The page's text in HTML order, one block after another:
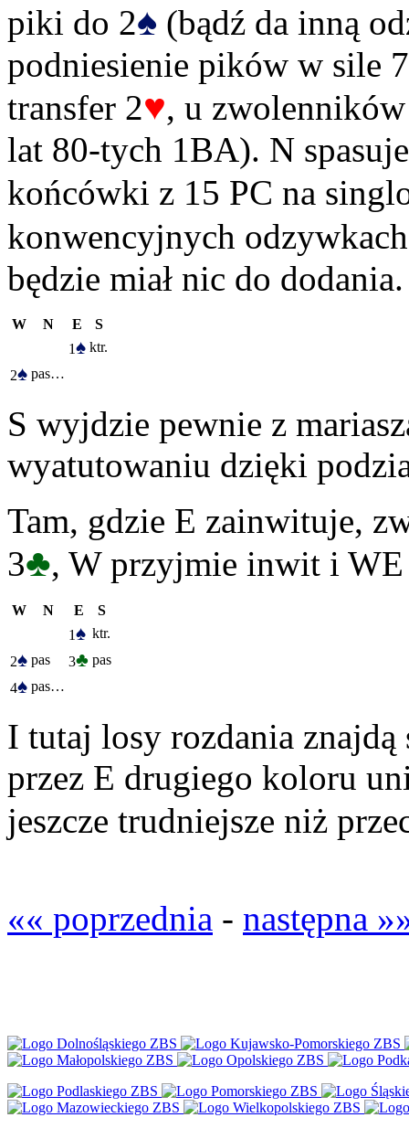
piki do 2♠ (bądź da inną
podniesienie pików w sile
transfer 2♥, u
lat 80-tych 1BA). N
końcówki z 15 PC na
konwencyjnych
będzie miał nic do dodania.
W N E
S
1♠ ktr.
2♠ pas…
S wyjdzie pewnie z
wyatutowaniu dzięki
Tam, gdzie E zainwituje,
3♣, W przyjmie inwit i
W N E
S
1♠ ktr.
2♠ pas 3♣ pas
4♠ pas…
I tutaj losy rozdania znajdą
przez E drugiego koloru
jeszcze trudniejsze niż
«« poprzednia - następna